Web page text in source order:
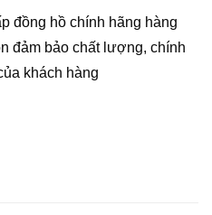
đồng hồ chính hãng hàng
đảm bảo chất lượng, chính
khách hàng